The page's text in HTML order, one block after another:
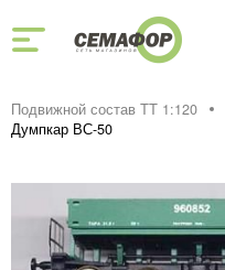
Подвижной состав ТТ 1:120
Думпкар ВС-50